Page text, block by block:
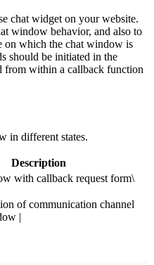
chat widget on your website.
window behavior, and also to
on which the chat window is
should be initiated in the
from within a callback function
in different states.
Description
with callback request form\
of communication channel
|